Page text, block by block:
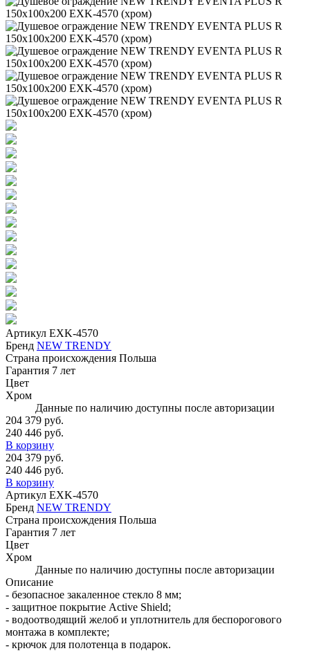
Артикул EXK-4570
Бренд NEW TRENDY
Страна происхождения Польша
Гарантия 7 лет
Цвет
Хром
Данные по наличию доступны после авторизации
204 379 руб.
240 446 руб.
В корзину
204 379 руб.
240 446 руб.
В корзину
Артикул EXK-4570
Бренд NEW TRENDY
Страна происхождения Польша
Гарантия 7 лет
Цвет
Хром
Данные по наличию доступны после авторизации
Описание
- безопасное закаленное стекло 8 мм;
- защитное покрытие Active Shield;
- водоотводящий желоб и уплотнитель для беспорогового
монтажа в комплекте;
- крючок для полотенца в подарок.